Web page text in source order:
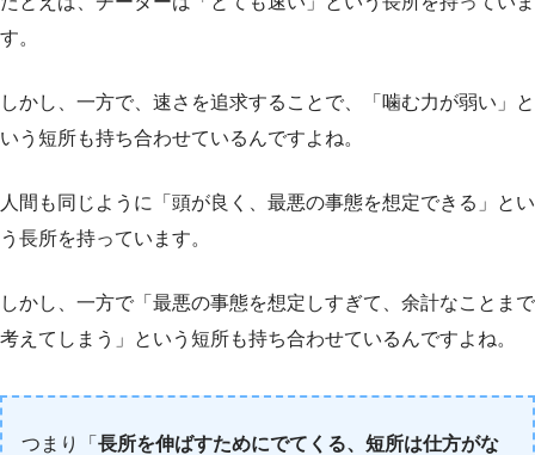
す。
しかし、一方で、速さを追求することで、「噛む力が弱い」と
いう短所も持ち合わせているんですよね。
人間も同じように「頭が良く、最悪の事態を想定できる」とい
う長所を持っています。
しかし、一方で「最悪の事態を想定しすぎて、余計なことまで
考えてしまう」という短所も持ち合わせているんですよね。
つまり「 長所を伸ばすためにでてくる、短所は仕方がな